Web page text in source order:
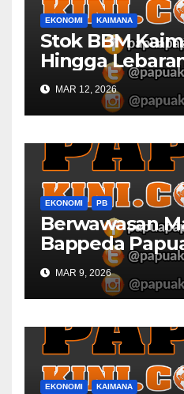
EKONOMI KAIMANA
Stok BBM
Hingga
MAR 12, 2026
EKONOMI PB
Berwawasan
Bappeda
Konsultasi
MAR 9, 2026
EKONOMI KAIMANA